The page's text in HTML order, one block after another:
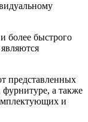
более быстрого
представленных
фурнитуре, а также
и